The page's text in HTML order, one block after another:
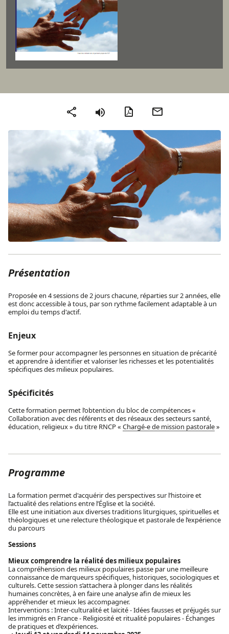
Partager Version PDF
Présentation
Proposée en 4 sessions de 2 jours chacune, réparties sur 2 années, elle
est donc accessible à tous, par son rythme facilement adaptable à un
emploi du temps d'actif.
Enjeux
Se former pour accompagner les personnes en situation de précarité
et apprendre à identifier et valoriser les richesses et les potentialités
spécifiques des milieux populaires.
Spécificités
Cette formation permet l’obtention du bloc de compétences «
Collaboration avec des référents et des réseaux des secteurs santé,
éducation, religieux » du titre RNCP « Chargé-e de mission pastorale»
Programme
La formation permet d'acquérir des perspectives sur l’histoire et
l’actualité des relations entre l’Église et la société.
Elle est une initiation aux diverses traditions liturgiques, spirituelles et
théologiques et une relecture théologique et pastorale de l’expérience
du parcours
Sessions
Mieux comprendre la réalité des milieux populaires
La compréhension des milieux populaires passe par une meilleure
connaissance de marqueurs spécifiques, historiques, sociologiques et
culturels. Cette session s’attachera à plonger dans les réalités
humaines concrètes, à en faire une analyse afin de mieux les
appréhender et mieux les accompagner.
Interventions : Inter-culturalité et laïcité - Idées fausses et préjugés sur
les immigrés en France - Religiosité et ritualité populaires - Échanges
de pratiques et d’expériences.